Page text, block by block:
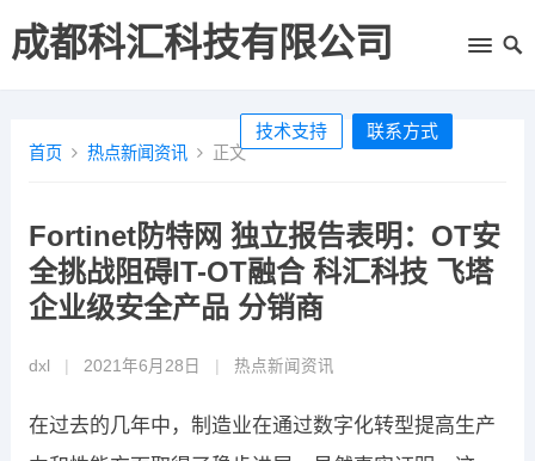
成都科汇科技有限公司
技术支持 联系方式
首页 热点新闻资讯 正文
Fortinet防特网 独立报告表明：OT安
全挑战阻碍IT-OT融合 科汇科技 飞塔
企业级安全产品 分销商
dxl 2021年6月28日 热点新闻资讯
在过去的几年中，制造业在通过数字化转型提高生产